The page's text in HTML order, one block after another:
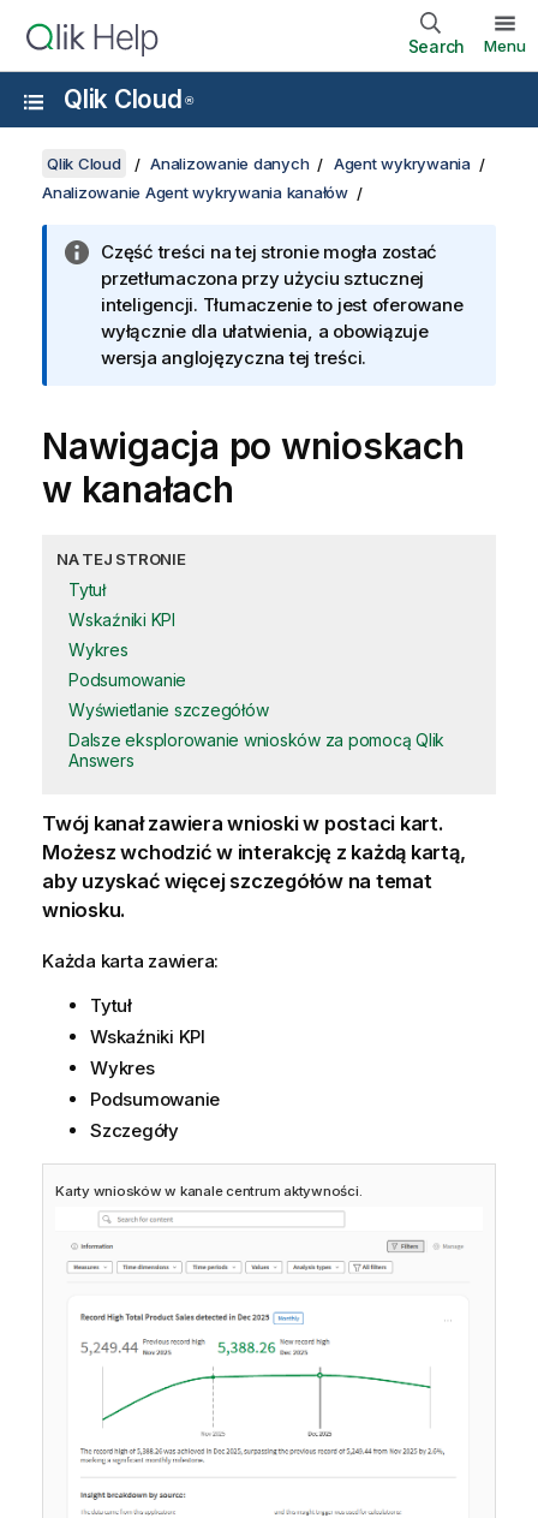
Search Menu
Qlik Cloud ®
Qlik Cloud Analizowanie danych
Agent wykrywania
Analizowanie Agent wykrywania kanałów
Część treści na tej stronie mogła zostać
przetłumaczona przy użyciu sztucznej
inteligencji. Tłumaczenie to jest oferowane
wyłącznie dla ułatwienia, a obowiązuje
wersja anglojęzyczna tej treści.
Nawigacja po wnioskach
w kanałach
NA TEJ STRONIE
Tytuł
Wskaźniki KPI
Wykres
Podsumowanie
Wyświetlanie szczegółów
Dalsze eksplorowanie wniosków za pomocą Qlik
Answers
Twój kanał zawiera wnioski w postaci kart.
Możesz wchodzić w interakcję z każdą kartą,
aby uzyskać więcej szczegółów na temat
wniosku.
Każda karta zawiera:
Tytuł
Wskaźniki KPI
Wykres
Podsumowanie
Szczegóły
Karty wniosków w kanale centrum aktywności.